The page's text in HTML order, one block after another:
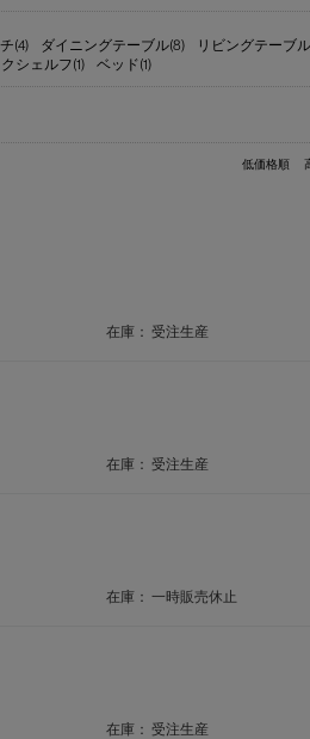
(4) ダイニングテーブル(8) リビングテーブ
シェルフ(1) ベッド(1)
低価格順
在庫： 受注生産
在庫： 受注生産
在庫： 一時販売休止
在庫： 受注生産